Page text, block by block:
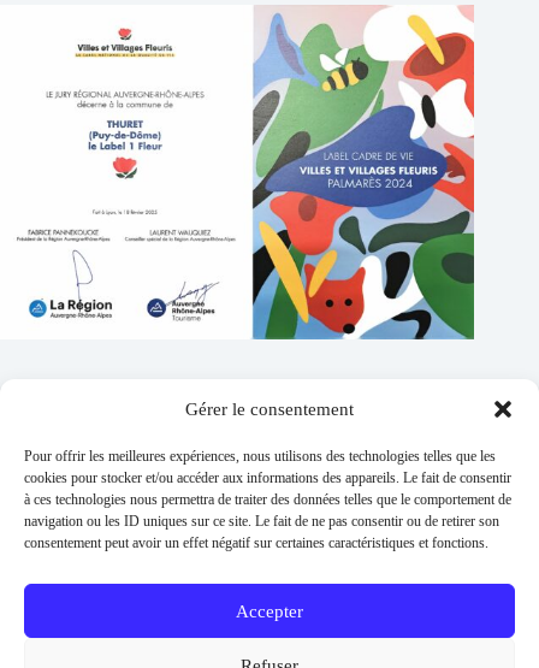
Gérer le consentement
Pour offrir les meilleures expériences, nous utilisons des technologies telles que les
cookies pour stocker et/ou accéder aux informations des appareils. Le fait de consentir
à ces technologies nous permettra de traiter des données telles que le comportement de
navigation ou les ID uniques sur ce site. Le fait de ne pas consentir ou de retirer son
consentement peut avoir un effet négatif sur certaines caractéristiques et fonctions.
Accepter
Addresse :
1 place de l'église 63260 Thuret
Phone:
04 73 97 91 58
E-mail :
Permanences :
Lundi et jeudi 13h30 - 17h30 / Mardi et